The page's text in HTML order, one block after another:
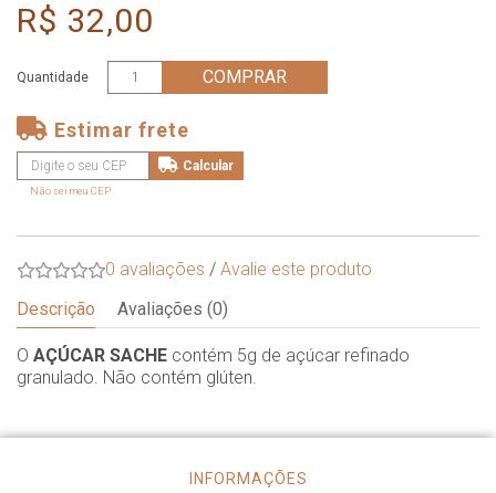
R$ 32,00
Quantidade COMPRAR
Estimar frete
Não sei meu CEP
0 avaliações / Avalie este produto
Descrição
Avaliações (0)
O AÇÚCAR SACHE contém 5g de açúcar refinado
granulado. Não contém glúten.
INFORMAÇÕES